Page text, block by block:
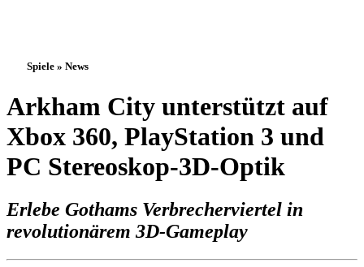
Spiele » News
Arkham City unterstützt auf
Xbox 360, PlayStation 3 und
PC Stereoskop-3D-Optik
Erlebe Gothams Verbrecherviertel in
revolutionärem 3D-Gameplay